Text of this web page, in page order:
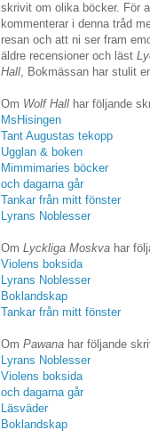
skrivit om olika böcker. För
kommenterar i denna tråd
resan och att ni ser fram
äldre recensioner och läst
Hall, Bokmässan har stulit
Om Wolf Hall har följande
MsHisingen
Tant Augustas tekopp
Ugglan & boken
Mimmimaries böcker
och dagarna går
Tankar från mitt fönster
Lyrans Noblesser
Om Lyckliga Moskva har
Violens boksida
Lyrans Noblesser
Boklandskap
Tankar från mitt fönster
Om Pawana har följande
Lyrans Noblesser
Violens boksida
och dagarna går
Läsväder
Boklandskap